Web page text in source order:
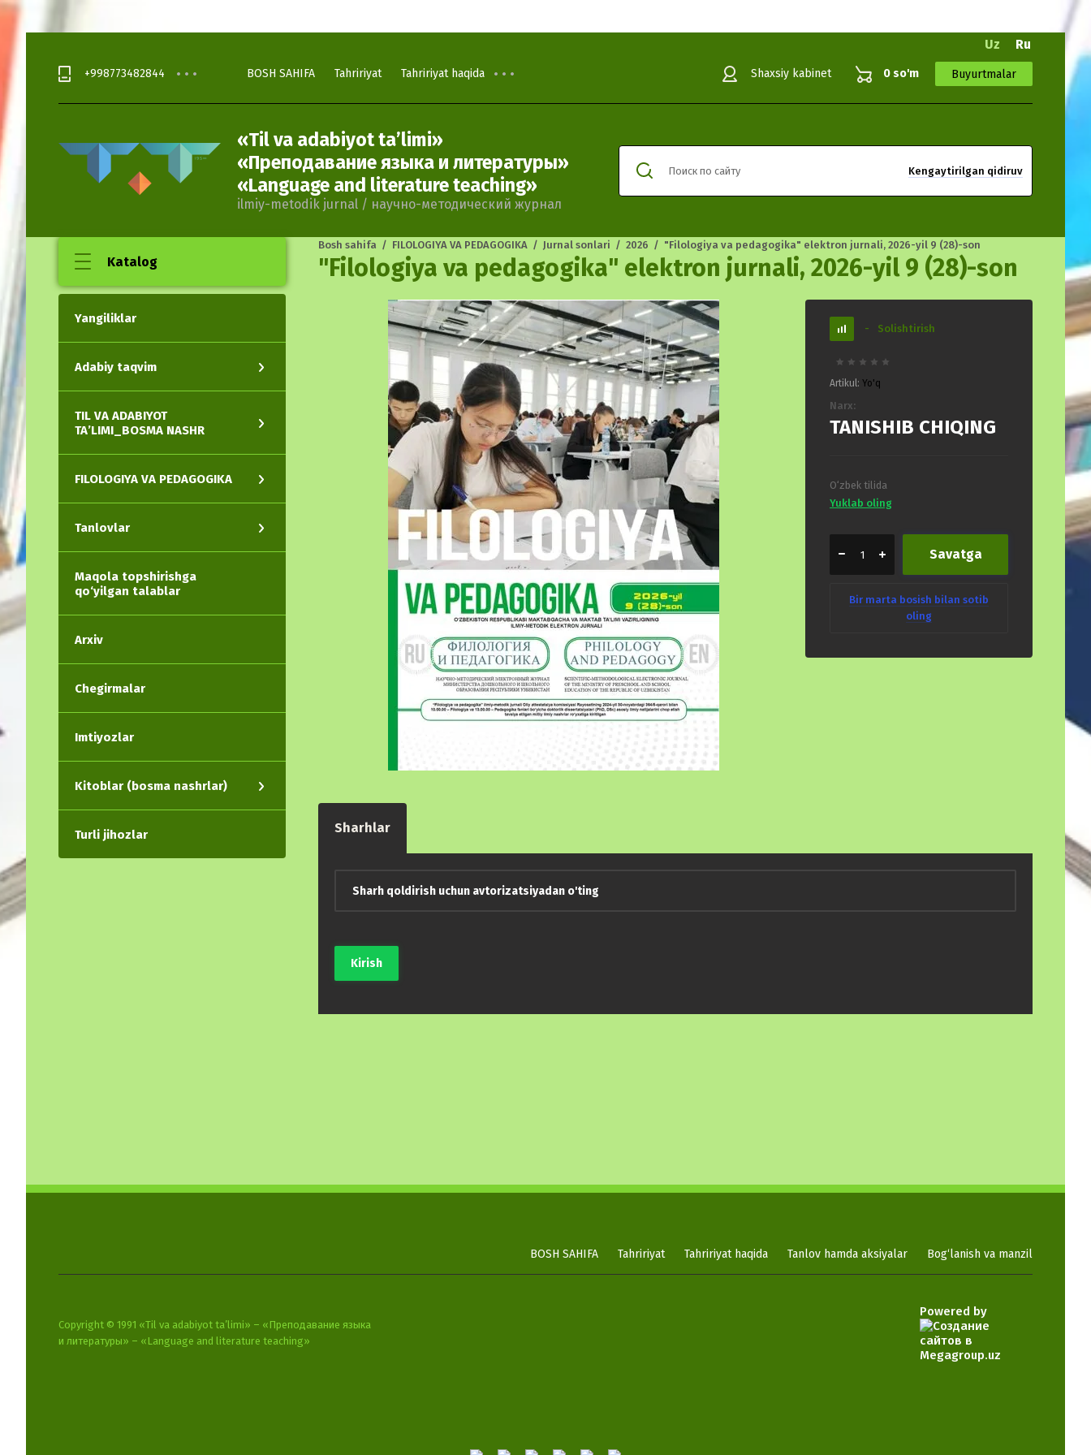
Uz Ru
+998773482844 BOSH SAHIFA Tahririyat Tahririyat haqida Shaxsiy kabinet 0 so'm Buyurtmalar
«Til va adabiyot ta’limi»
«Преподавание языка и литературы»
«Language and literature teaching»
ilmiy-metodik jurnal / научно-методический журнал
Поиск по сайту Kengaytirilgan qidiruv
Katalog
Yangiliklar
Adabiy taqvim
TIL VA ADABIYOT
TA’LIMI_BOSMA NASHR
FILOLOGIYA VA PEDAGOGIKA
Tanlovlar
Maqola topshirishga
qo‘yilgan talablar
Arxiv
Chegirmalar
Imtiyozlar
Kitoblar (bosma nashrlar)
Turli jihozlar
Bosh sahifa
  /
FILOLOGIYA VA PEDAGOGIKA
  /
Jurnal sonlari
  /
2026
  /
"Filologiya va pedagogika" elektron jurnali, 2026-yil 9 (28)-son
"Filologiya va pedagogika" elektron jurnali, 2026-yil 9 (28)-son
- Solishtirish
Artikul: Yo'q
Narx:
TANISHIB CHIQING
O‘zbek tilida
Yuklab oling
Savatga
Bir marta bosish bilan sotib
oling
Sharhlar
Sharh qoldirish uchun avtorizatsiyadan o'ting
Kirish
BOSH SAHIFA Tahririyat Tahririyat haqida Tanlov hamda aksiyalar Bog‘lanish va manzil
Copyright © 1991 «Til va adabiyot ta’limi» – «Преподавание языка
и литературы» – «Language and literature teaching»
Powered by